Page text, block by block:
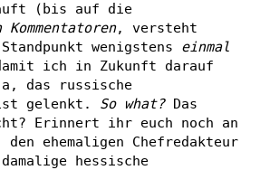
(bis auf die
, versteht
wenigstens einmal
ich in Zukunft darauf
das russische
gelenkt.
So what?Das
Erinnert ihr euch noch an
den ehemaligen Chefredakteur
hessische